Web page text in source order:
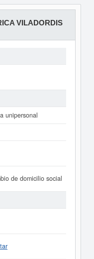
VILADORDIS
unipersonal
de domicilio social